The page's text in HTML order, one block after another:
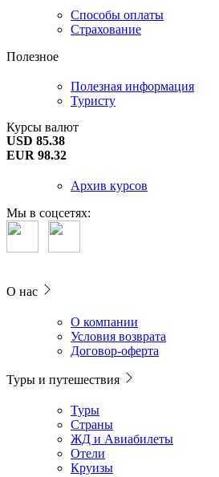
Способы оплаты
Страхование
Полезное
Полезная информация
Туристу
Курсы валют
USD 85.38
EUR 98.32
Архив курсов
Мы в соцсетях:
О нас
О компании
Условия возврата
Договор-оферта
Туры и путешествия
Туры
Страны
ЖД и Авиабилеты
Отели
Круизы